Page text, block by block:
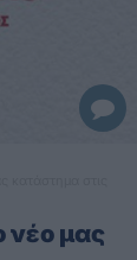
νέο μας